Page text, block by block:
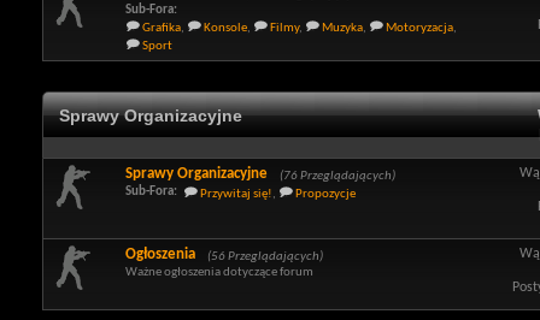
Sub-Fora:
Grafika, Konsole, Filmy, Muzyka, Motoryzacja,
Sport
Sprawy Organizacyjne
Sprawy Organizacyjne
(76 Przeglądających)
Sub-Fora:
Przywitaj się!, Propozycje
Ogłoszenia
(56 Przeglądających)
Ważne ogłoszenia dotyczące forum